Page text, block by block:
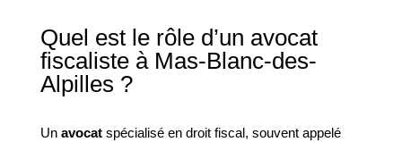
Quel est le rôle d’un avocat
fiscaliste à Mas-Blanc-des-
Alpilles ?
Un avocatspécialisé en droit fiscal, souvent appelé